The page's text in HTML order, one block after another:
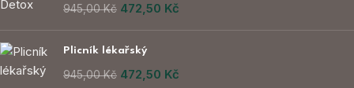
945,00Kč 472,50 Kč
Plicník lékařský
945,00Kč 472,50 Kč